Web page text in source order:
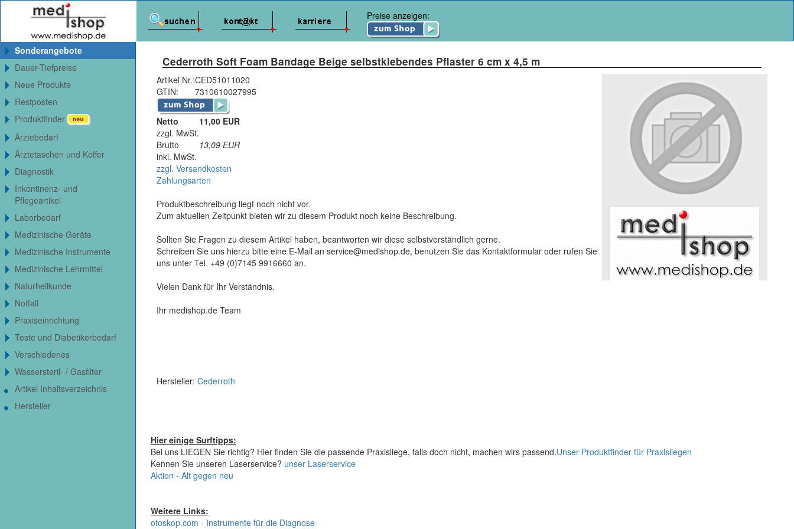
Preise anzeigen:
Cederroth Soft Foam Bandage Beige selbstklebendes Pflaster 6 cm x 4,5 m
Artikel Nr.:CED51011020
GTIN:
7310610027995
Netto
11,00 EUR
zzgl. MwSt.
Brutto
13,09 EUR
inkl. MwSt.
zzgl. Versandkosten
Zahlungsarten
Produktbeschreibung liegt noch nicht vor.
Zum aktuellen Zeitpunkt bieten wir zu diesem Produkt noch keine Beschreibung.
Sollten Sie Fragen zu diesem Artikel haben, beantworten wir diese selbstverständlich gerne.
Schreiben Sie uns hierzu bitte eine E-Mail an service@medishop.de, benutzen Sie das Kontaktformular oder rufen Sie
uns unter Tel. +49 (0)7145 9916660 an.
Vielen Dank für Ihr Verständnis.
Ihr medishop.de Team
Hersteller: Cederroth
Hier einige Surftipps:
Bei uns LIEGEN Sie richtig? Hier finden Sie die passende Praxisliege, falls doch nicht, machen wirs passend.Unser Produktfinder für Praxisliegen
Kennen Sie unseren Laserservice? unser Laserservice
Aktion - Alt gegen neu
Weitere Links:
otoskop.com - Instrumente für die Diagnose
Sonderangebote
Dauer-Tiefpreise
Neue Produkte
Restposten
Produktfinder
Ärztebedarf
Ärztetaschen und Koffer
Diagnostik
Inkontinenz- und
Pflegeartikel
Laborbedarf
Medizinische Geräte
Medizinische Instrumente
Medizinische Lehrmittel
Naturheilkunde
Notfall
Praxiseinrichtung
Teste und Diabetikerbedarf
Verschiedenes
Wassersteril- / Gasfilter
Artikel Inhaltsverzeichnis
Hersteller